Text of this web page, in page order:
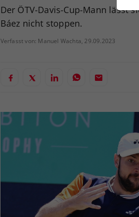
Der ÖTV-Davis-Cup-Mann lässt
Báez nicht stoppen.
Verfasst von: Manuel Wachta, 29.09.2023